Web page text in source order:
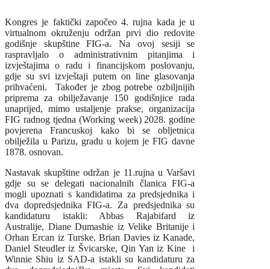
Kongres je faktički započeo 4. rujna kada je u
virtualnom okruženju održan prvi dio redovite
godišnje skupštine FIG-a. Na ovoj sesiji se
raspravljalo o administrativnim pitanjima i
izvještajima o radu i financijskom poslovanju,
gdje su svi izvještaji putem on line glasovanja
prihvaćeni. Također je zbog potrebe ozbiljnijih
priprema za obilježavanje 150 godišnjice rada
unaprijed, mimo ustaljenje prakse, organizacija
FIG radnog tjedna (Working week) 2028. godine
povjerena Francuskoj kako bi se obljetnica
obilježila u Parizu, gradu u kojem je FIG davne
1878. osnovan.
Nastavak skupštine održan je 11.rujna u Varšavi
gdje su se delegati nacionalnih članica FIG-a
mogli upoznati s kandidatima za predsjednika i
dva dopredsjednika FIG-a. Za predsjednika su
kandidaturu istakli: Abbas Rajabifard iz
Australije, Diane Dumashie iz Velike Britanije i
Orhan Ercan iz Turske. Brian Davies iz Kanade,
Daniel Steudler iz Švicarske, Qin Yan iz Kine i
Winnie Shiu iz SAD-a istakli su kandidaturu za